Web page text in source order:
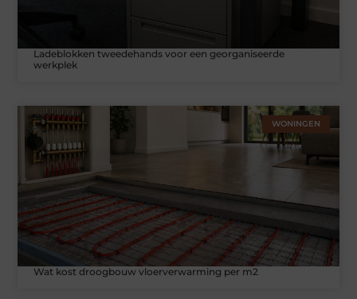
Ladeblokken tweedehands voor een georganiseerde
werkplek
WONINGEN
Wat kost droogbouw vloerverwarming per m2